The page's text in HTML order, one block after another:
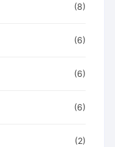
(8)
(6)
(6)
(6)
(2)